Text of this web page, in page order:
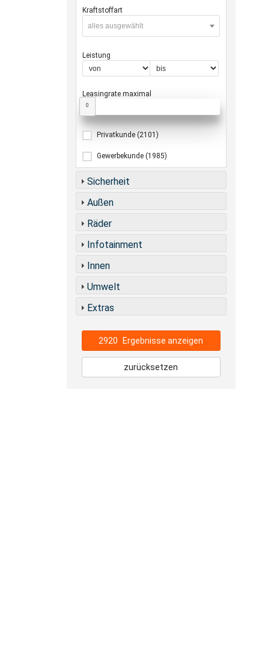
Kraftstoffart
alles ausgewählt
Leistung
Leasingrate maximal
0
Privatkunde (2101)
Gewerbekunde (1985)
Sicherheit
Außen
Räder
Infotainment
Innen
Umwelt
Extras
2920 Ergebnisse anzeigen
zurücksetzen